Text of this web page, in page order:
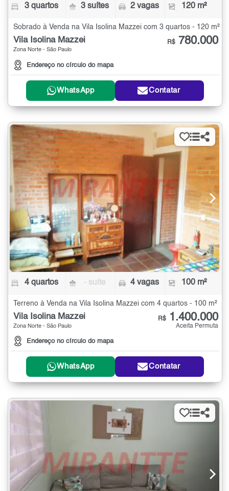
3 quartos 3 suítes 2 vagas 120 m²
Sobrado à Venda na Vila Isolina Mazzei com 3 quartos - 120 m²
Vila Isolina Mazzei
Zona Norte - São Paulo
Endereço no círculo do mapa
R$ 780.000
WhatsApp Contatar
4 quartos - suíte 4 vagas 100 m²
Terreno à Venda na Vila Isolina Mazzei com 4 quartos - 100 m²
Vila Isolina Mazzei
Zona Norte - São Paulo
Endereço no círculo do mapa
R$ 1.400.000
Aceita Permuta
WhatsApp Contatar